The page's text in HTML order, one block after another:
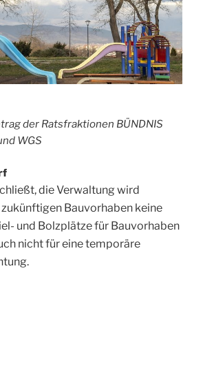
der Ratsfraktionen BÜNDNIS
WGS
die Verwaltung wird
Bauvorhaben keine
und Bolzplätze für Bauvorhaben
nicht für eine temporäre